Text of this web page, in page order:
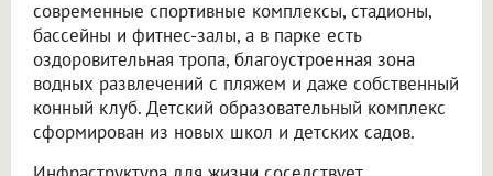
современные спортивные комплексы, стадионы,
бассейны и фитнес-залы, а в парке есть
оздоровительная тропа, благоустроенная зона
водных развлечений с пляжем и даже собственный
конный клуб. Детский образовательный комплекс
сформирован из новых школ и детских садов.